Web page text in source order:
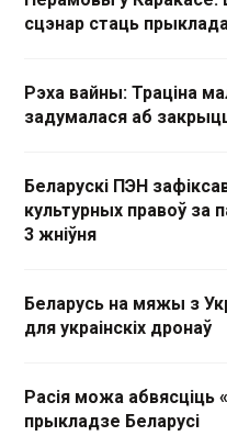
сцэнар стаць
Рэха вайны: Траціна
задумалася аб
Беларускі ПЭН
культурных правоў за
3 жніўня
Беларусь на мяжы з
для украінскіх дронаў
Расія можа абвясціць
прыкладзе Беларусі